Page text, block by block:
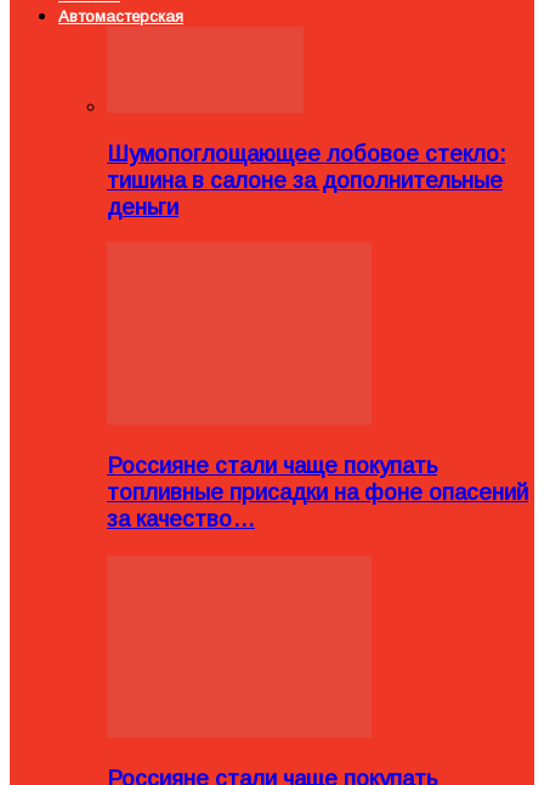
Автомастерская
Шумопоглощающее лобовое стекло:
тишина в салоне за дополнительные
деньги
Россияне стали чаще покупать
топливные присадки на фоне опасений
за качество…
Россияне стали чаще покупать